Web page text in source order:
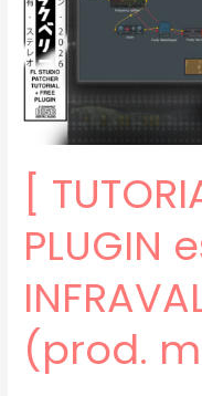
(Old
Drake,
Fakemink)
(prod.
mora)
[74]
[
PLUGIN
(prod.